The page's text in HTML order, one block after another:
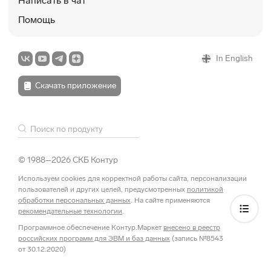
Наталья Шевченко
Добрый день, а если поняли что имеем право на
4 квартале(сотрудник налоговой инспекции
неверно проинформировал). 3 квартала подавали
Можно в 4 квартале подать уточненные расчеты за
ОТВЕТИТЬ
ЭЗ Элина Захарян
17 декабря 2025
т.е. верно поняла,что ИП на УСН 6% с доходом
свыше 20 млн за 2025 может применить льготу и
Помощь
© 1988–2026 СКБ Контур
Используем cookies для корректной работы сайта, персонализации
пользователей и других целей, предусмотренных политикой
обработки персональных данных. На сайте применяются
рекомендательные технологии.
Программное обеспечение Контур.Маркет внесено в реестр
российских программ для ЭВМ и баз данных (запись №8543
от 30.12.2020)
In English
Скачать приложение